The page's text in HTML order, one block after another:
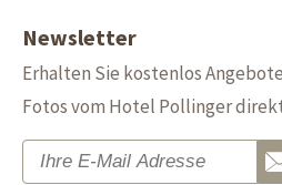
Newsletter
Erhalten Sie kostenlos
Fotos vom Hotel Pollinger